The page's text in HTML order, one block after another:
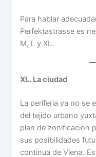
Para hablar
Perfektastrasse es
M, L y XL.
XL. La ciudad
La periferia ya no se
del tejido urbano
plan de zonificación
sus posibilidades
continua de Viena.